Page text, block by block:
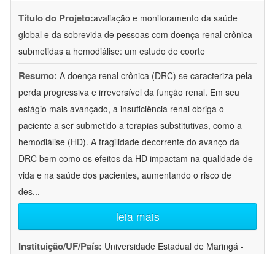
Título do Projeto:avaliação e monitoramento da saúde
global e da sobrevida de pessoas com doença renal crônica
submetidas a hemodiálise: um estudo de coorte
Resumo: A doença renal crônica (DRC) se caracteriza pela
perda progressiva e irreversível da função renal. Em seu
estágio mais avançado, a insuficiência renal obriga o
paciente a ser submetido a terapias substitutivas, como a
hemodiálise (HD). A fragilidade decorrente do avanço da
DRC bem como os efeitos da HD impactam na qualidade de
vida e na saúde dos pacientes, aumentando o risco de
des...
leia mais
Instituição/UF/País: Universidade Estadual de Maringá -